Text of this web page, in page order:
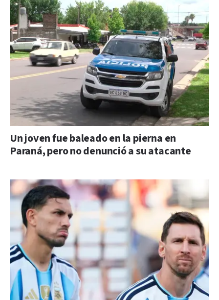
Un joven fue baleado en la pierna en
Paraná, pero no denunció a su atacante